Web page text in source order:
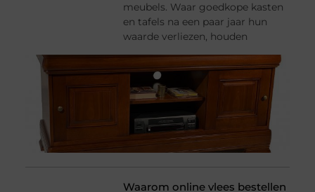
meubels. Waar goedkope kasten
en tafels na een paar jaar hun
waarde verliezen, houden
Waarom online vlees bestellen